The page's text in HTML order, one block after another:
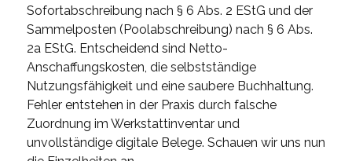
Sofortabschreibung nach § 6 Abs. 2 EStG und der
Sammelposten (Poolabschreibung) nach § 6 Abs.
2a EStG. Entscheidend sind Netto-
Anschaffungskosten, die selbstständige
Nutzungsfähigkeit und eine saubere Buchhaltung.
Fehler entstehen in der Praxis durch falsche
Zuordnung im Werkstattinventar und
unvollständige digitale Belege. Schauen wir uns nun